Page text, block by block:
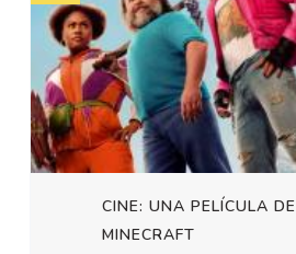
CINE: UNA PELÍCULA DE
MINECRAFT